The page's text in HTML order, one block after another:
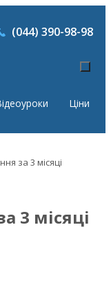
(044) 390-98-98
Ціни
за 3 місяці
3 місяці